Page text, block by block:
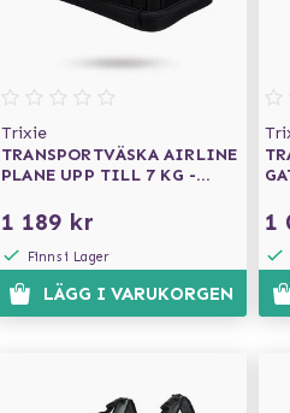
Trixie
TRANSPORTVÄSKA AIRLINE
PLANE UPP TILL 7 KG -
1 189 kr
Finns i Lager
LÄGG I VARUKORGEN
1